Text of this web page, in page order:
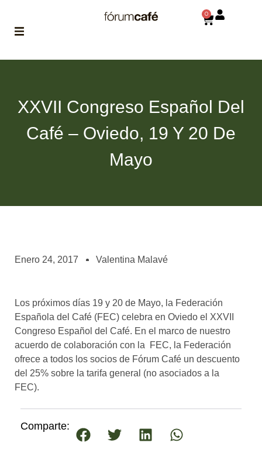
de fórum
asociados
el café siempre tiene
algo nuevo que
enseñarnos
BOLSA DE TRABAJO
¡te imaginas vivir de tu pasión
por el café?
de ti!
0
XXVII Congreso Español Del
Café – Oviedo, 19 Y 20 De
Mayo
Enero 24, 2017 Valentina Malavé
Los próximos días 19 y 20 de Mayo, la Federación
Española del Café (FEC) celebra en Oviedo el XXVII
Congreso Español del Café. En el marco de nuestro
acuerdo de colaboración con la FEC, la Federación
ofrece a todos los socios de Fórum Café un descuento
del 25% sobre la tarifa general (no asociados a la
FEC).
Comparte: